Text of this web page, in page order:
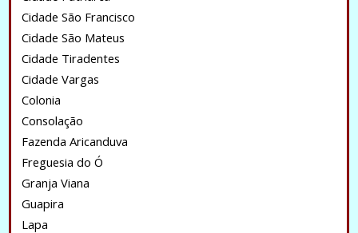
Cidade São Francisco
Cidade São Mateus
Cidade Tiradentes
Cidade Vargas
Colonia
Consolação
Fazenda Aricanduva
Freguesia do Ó
Granja Viana
Guapira
Lapa